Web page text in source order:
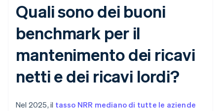
Quali sono dei buoni
benchmark per il
mantenimento dei ricavi
netti e dei ricavi lordi?
Nel 2025, il tasso NRR mediano di tutte le aziende